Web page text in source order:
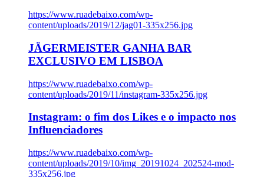
https://www.ruadebaixo.com/wp-
content/uploads/2019/12/jag01-335x256.jpg
JÄGERMEISTER GANHA BAR
EXCLUSIVO EM LISBOA
https://www.ruadebaixo.com/wp-
content/uploads/2019/11/instagram-335x256.jpg
Instagram: o fim dos Likes e o impacto nos
Influenciadores
https://www.ruadebaixo.com/wp-
content/uploads/2019/10/img_20191024_202524-mod-
335x256.jpg